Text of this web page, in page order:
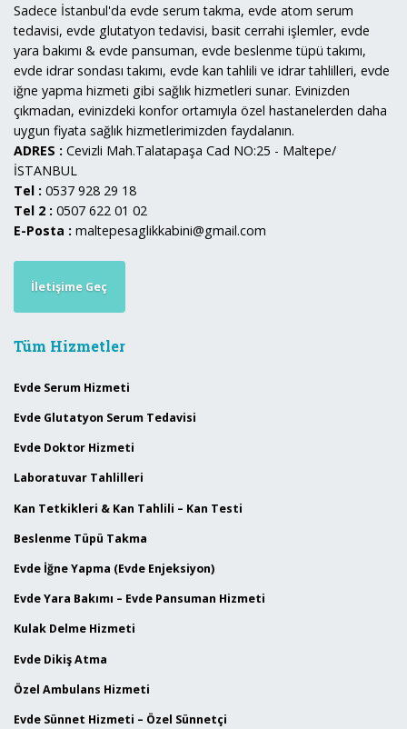
Sadece İstanbul'da evde serum takma, evde atom serum
tedavisi, evde glutatyon tedavisi, basit cerrahi işlemler, evde
yara bakımı & evde pansuman, evde beslenme tüpü takımı,
evde idrar sondası takımı, evde kan tahlili ve idrar tahlilleri, evde
iğne yapma hizmeti gibi sağlık hizmetleri sunar. Evinizden
çıkmadan, evinizdeki konfor ortamıyla özel hastanelerden daha
uygun fiyata sağlık hizmetlerimizden faydalanın.
ADRES : Cevizli Mah.Talatapaşa Cad NO:25 - Maltepe/
İSTANBUL
Tel : 0537 928 29 18
Tel 2 : 0507 622 01 02
E-Posta : maltepesaglikkabini@gmail.com
İletişime Geç
Tüm Hizmetler
Evde Serum Hizmeti
Evde Glutatyon Serum Tedavisi
Evde Doktor Hizmeti
Laboratuvar Tahlilleri
Kan Tetkikleri & Kan Tahlili – Kan Testi
Beslenme Tüpü Takma
Evde İğne Yapma (Evde Enjeksiyon)
Evde Yara Bakımı – Evde Pansuman Hizmeti
Kulak Delme Hizmeti
Evde Dikiş Atma
Özel Ambulans Hizmeti
Evde Sünnet Hizmeti – Özel Sünnetçi